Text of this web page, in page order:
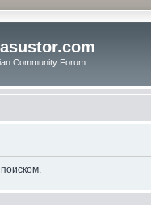
Community Forum